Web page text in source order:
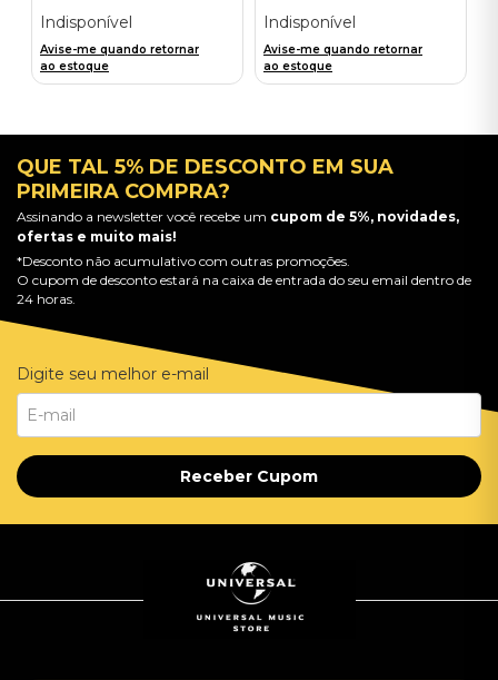
Indisponível
Avise-me quando retornar
ao estoque
Indisponível
Avise-me quando retornar
ao estoque
QUE TAL 5% DE DESCONTO EM SUA
PRIMEIRA COMPRA?
Assinando a newsletter você recebe um cupom de 5%, novidades,
ofertas e muito mais!
*Desconto não acumulativo com outras promoções.
O cupom de desconto estará na caixa de entrada do seu email dentro de
24 horas.
Digite seu melhor e-mail
Receber Cupom